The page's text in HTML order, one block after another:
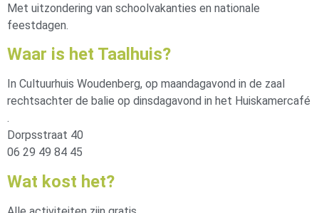
Met uitzondering van schoolvakanties en nationale
feestdagen.
Waar is het Taalhuis?
In Cultuurhuis Woudenberg, op maandagavond in de zaal
rechtsachter de balie op dinsdagavond in het Huiskamercafé
.
Dorpsstraat 40
06 29 49 84 45
Wat kost het?